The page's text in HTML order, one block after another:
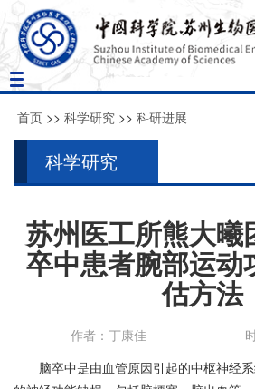
Toggle
navigation
首页 >> 科学研究 >> 科研进展
科学研究
苏州医工所熊大曦
卒中患者腕部运动
估方法
作者：丁康佳
脑卒中是由血管原因引起的中枢神经系